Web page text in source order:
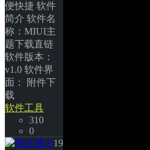
便快捷 软件
简介 软件名
称：MIUI主
题下载直链
软件版本：
v1.0 软件界
面： 附件下
载
软件工具
310
0
博主19